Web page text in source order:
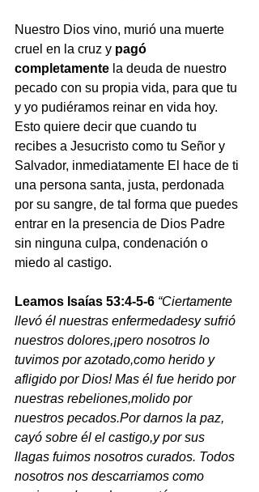
Nuestro Dios vino, murió una muerte
cruel en la cruz y pagó
completamente la deuda de nuestro
pecado con su propia vida, para que tu
y yo pudiéramos reinar en vida hoy.
Esto quiere decir que cuando tu
recibes a Jesucristo como tu Señor y
Salvador, inmediatamente El hace de ti
una persona santa, justa, perdonada
por su sangre, de tal forma que puedes
entrar en la presencia de Dios Padre
sin ninguna culpa, condenación o
miedo al castigo.
Leamos Isaías 53:4-5-6 “Ciertamente
llevó él nuestras enfermedadesy sufrió
nuestros dolores,¡pero nosotros lo
tuvimos por azotado,como herido y
afligido por Dios! Mas él fue herido por
nuestras rebeliones,molido por
nuestros pecados.Por darnos la paz,
cayó sobre él el castigo,y por sus
llagas fuimos nosotros curados. Todos
nosotros nos descarriamos como